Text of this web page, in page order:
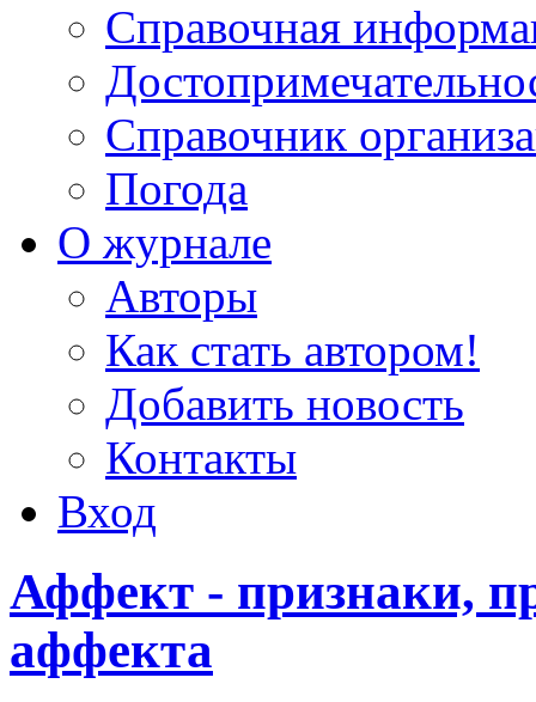
Справочная
Справочник
Погода
О журнале
Авторы
Как стать автором!
Добавить новость
Контакты
Вход
Аффект - признаки,
аффекта